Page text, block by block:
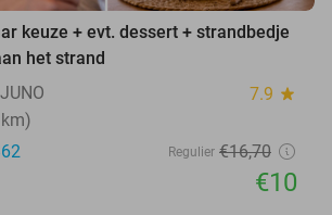
keuze + evt. dessert + strandbedje
het strand
7.9 star
Regulier €16,70
€10